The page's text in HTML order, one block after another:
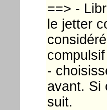
==> -
le jetter
-
avant. Si
suit.